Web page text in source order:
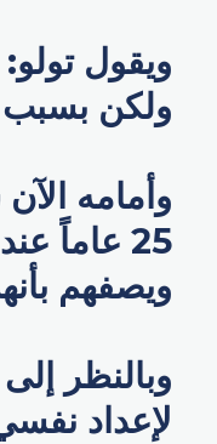
ويقول
ولكن بسبب
وأمامه
25 عاماً
ويصفهم
وبالنظر
لإعداد